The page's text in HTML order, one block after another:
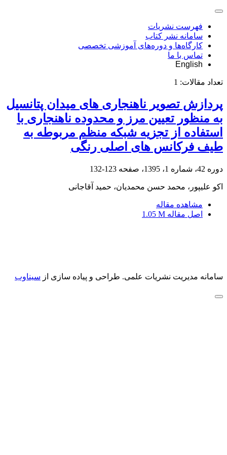
فهرست نشریات
سامانه نشر کتاب
کارگاه‌ها و دوره‌های آموزشی تخصصی
تماس با ما
English
تعداد مقالات: 1
پردازش تصویر ناهنجاری های میدان پتانسیل
به منظور تعیین مرز و محدوده ناهنجاری با
استفاده از تجزیه شبکه منظم مربوطه به
طیف فرکانس های اصلی رنگی
دوره 42، شماره 1، 1395، صفحه 123-132
اکو علیپور، محمد حسن محمدیان، حمید آقاجانی
مشاهده مقاله
اصل مقاله 1.05 M
سامانه مدیریت نشریات علمی. طراحی و پیاده سازی از سیناوب